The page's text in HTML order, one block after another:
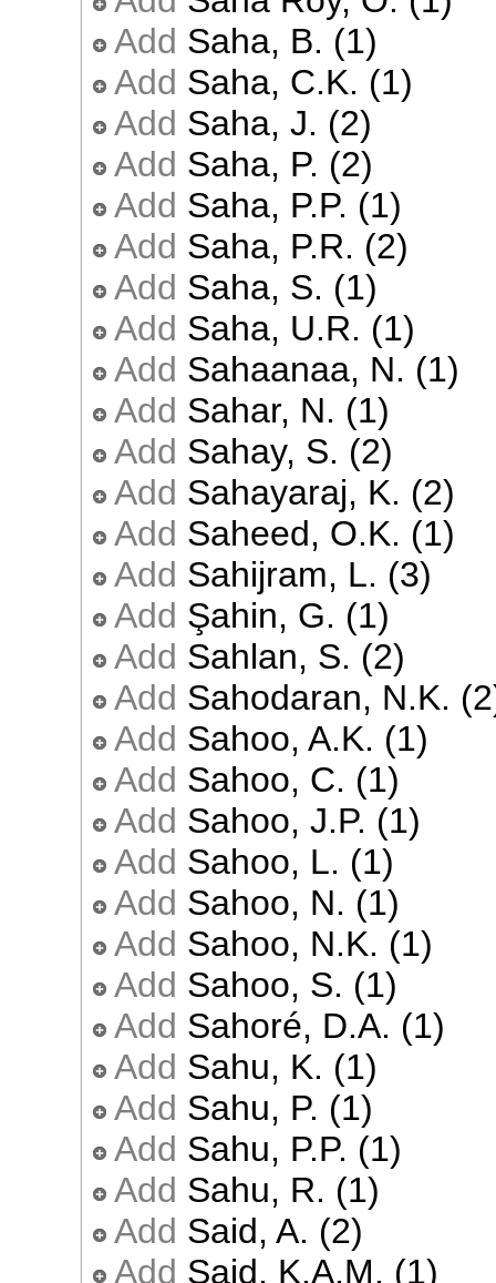
Add Saha, B. (1)
Add Saha, C.K. (1)
Add Saha, J. (2)
Add Saha, P. (2)
Add Saha, P.P. (1)
Add Saha, P.R. (2)
Add Saha, S. (1)
Add Saha, U.R. (1)
Add Sahaanaa, N. (1)
Add Sahar, N. (1)
Add Sahay, S. (2)
Add Sahayaraj, K. (2)
Add Saheed, O.K. (1)
Add Sahijram, L. (3)
Add Şahin, G. (1)
Add Sahlan, S. (2)
Add Sahodaran, N.K.
Add Sahoo, A.K. (1)
Add Sahoo, C. (1)
Add Sahoo, J.P. (1)
Add Sahoo, L. (1)
Add Sahoo, N. (1)
Add Sahoo, N.K. (1)
Add Sahoo, S. (1)
Add Sahoré, D.A. (1)
Add Sahu, K. (1)
Add Sahu, P. (1)
Add Sahu, P.P. (1)
Add Sahu, R. (1)
Add Said, A. (2)
Add Said, K.A.M. (1)